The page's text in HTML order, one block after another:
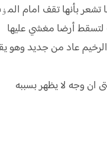
تشعر بأنها تقف امام
أرضا مغشي عليها
عاد من جديد وهو
ان وجه لا يظهر بسببه